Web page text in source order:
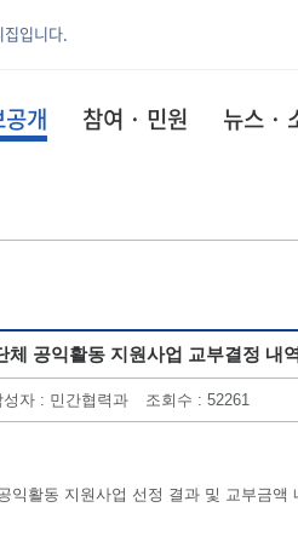
집입니다.
개 참여 · 민원 뉴스 ·
체 공익활동 지원사업 교부결정 내역
성자 : 민간협력과 조회수 : 52261
익활동 지원사업 선정 결과 및 교부금액